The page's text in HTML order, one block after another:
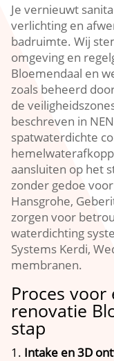
Je vernieuwt
verlichting en
badruimte.​ Wij
omgeving en
Bloemendaal en
zoals beheerd
de
beschreven in
spatwaterdichte
aansluiten op het
zonder gedoe
Hansgrohe,
zorgen voor
waterdichting
Systems Kerdi,
membranen.​
Proces
renovatie
stap
Intake en 3D